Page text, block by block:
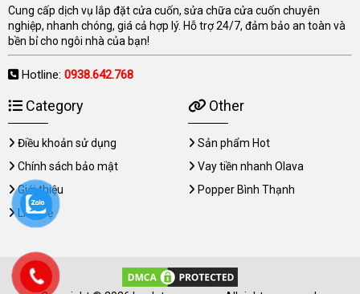
Cung cấp dịch vụ lắp đặt cửa cuốn, sửa chữa cửa cuốn chuyên
nghiệp, nhanh chóng, giá cả hợp lý. Hỗ trợ 24/7, đảm bảo an toàn và
bền bỉ cho ngôi nhà của bạn!
Hotline: 0938.642.768
Category
Điều khoản sử dụng
Chính sách bảo mật
Giới thiệu
Liên hệ
Other
Sản phẩm Hot
Vay tiền nhanh Olava
Popper Bình Thạnh